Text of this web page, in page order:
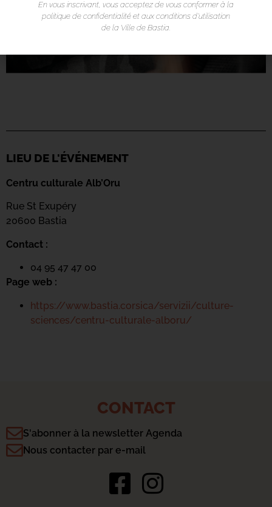
LIEU DE L'ÉVÉNEMENT
Centru culturale Alb’Oru
Rue St Exupéry
20600 Bastia
Contact :
04 95 47 47 00
Page web :
https://www.bastia.corsica/servizii/culture-
sciences/centru-culturale-alboru/
CONTACT
S'abonner à la newsletter Agenda
Nous contacter par e-mail
En vous inscrivant, vous acceptez de vous conformer à la
politique de confidentialité et aux conditions d’utilisation
de la Ville de Bastia.